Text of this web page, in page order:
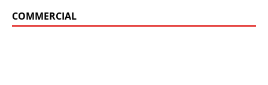
COMMERCIAL